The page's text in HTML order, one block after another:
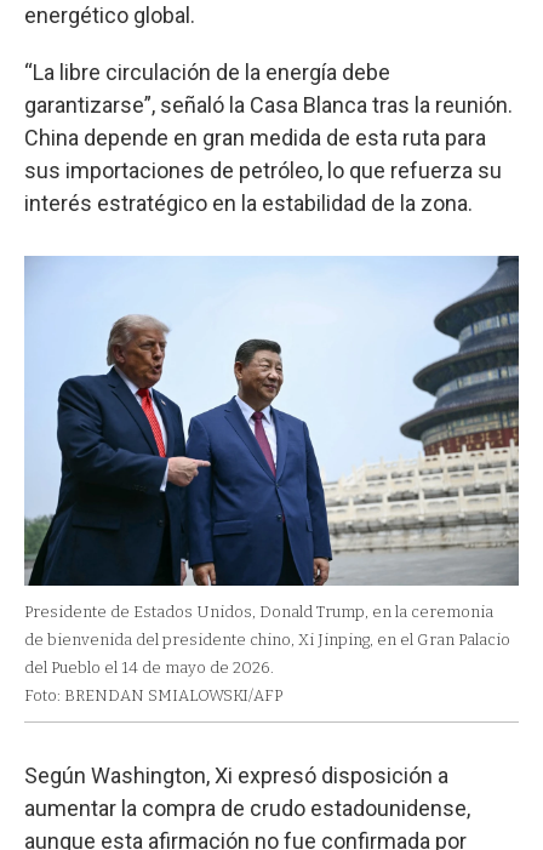
energético global.
“La libre circulación de la energía debe
garantizarse”, señaló la Casa Blanca tras la reunión.
China depende en gran medida de esta ruta para
sus importaciones de petróleo, lo que refuerza su
interés estratégico en la estabilidad de la zona.
Presidente de Estados Unidos, Donald Trump, en la ceremonia
de bienvenida del presidente chino, Xi Jinping, en el Gran Palacio
del Pueblo el 14 de mayo de 2026.
Foto: BRENDAN SMIALOWSKI/AFP
Según Washington, Xi expresó disposición a
aumentar la compra de crudo estadounidense,
aunque esta afirmación no fue confirmada por